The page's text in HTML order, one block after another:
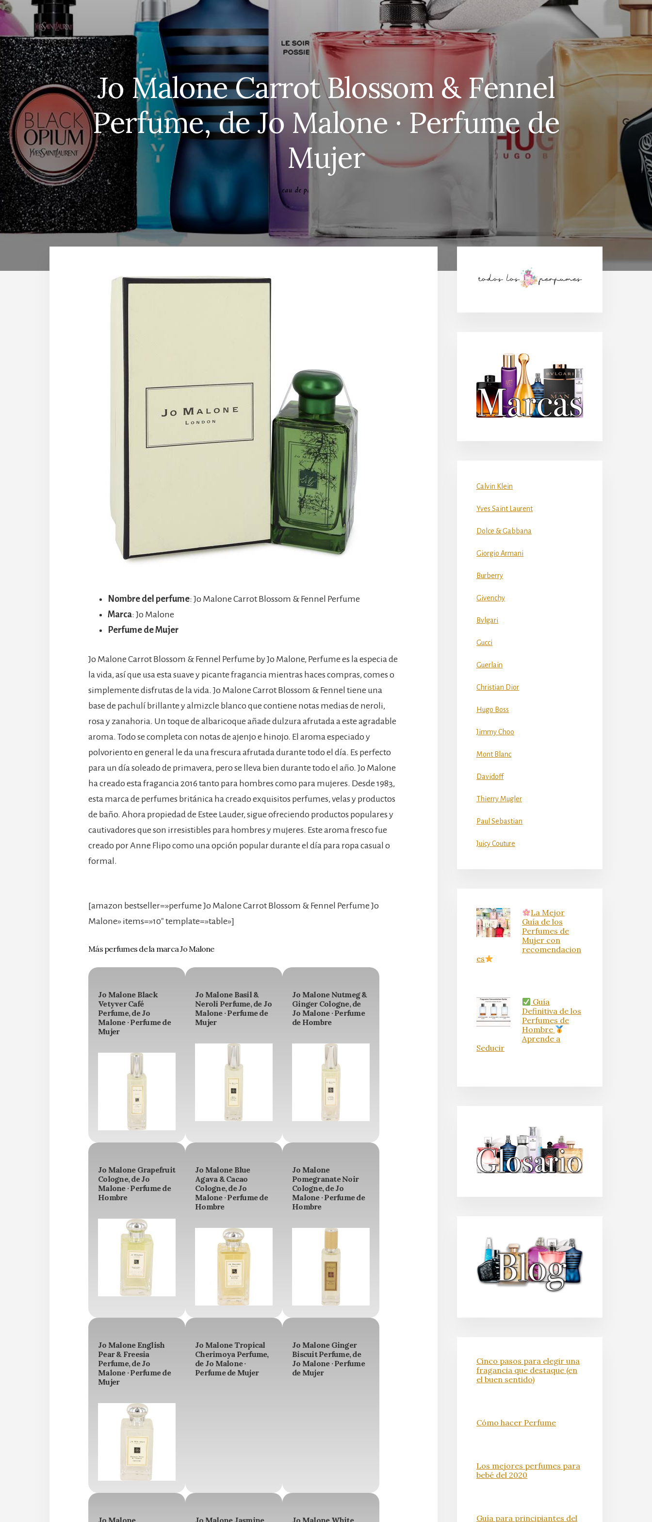
Jo Malone Carrot Blossom & Fennel
Perfume, de Jo Malone · Perfume de
Mujer
Nombre del perfume: Jo Malone Carrot Blossom & Fennel Perfume
Marca: Jo Malone
Perfume de Mujer
Jo Malone Carrot Blossom & Fennel Perfume by Jo Malone, Perfume es la especia de
la vida, así que usa esta suave y picante fragancia mientras haces compras, comes o
simplemente disfrutas de la vida. Jo Malone Carrot Blossom & Fennel tiene una
base de pachulí brillante y almizcle blanco que contiene notas medias de neroli,
rosa y zanahoria. Un toque de albaricoque añade dulzura afrutada a este agradable
aroma. Todo se completa con notas de ajenjo e hinojo. El aroma especiado y
polvoriento en general le da una frescura afrutada durante todo el día. Es perfecto
para un día soleado de primavera, pero se lleva bien durante todo el año. Jo Malone
ha creado esta fragancia 2016 tanto para hombres como para mujeres. Desde 1983,
esta marca de perfumes británica ha creado exquisitos perfumes, velas y productos
de baño. Ahora propiedad de Estee Lauder, sigue ofreciendo productos populares y
cautivadores que son irresistibles para hombres y mujeres. Este aroma fresco fue
creado por Anne Flipo como una opción popular durante el día para ropa casual o
formal.
[amazon bestseller=»perfume Jo Malone Carrot Blossom & Fennel Perfume Jo
Malone» items=»10″ template=»table»]
Más perfumes de la marca Jo Malone
Jo Malone Black
Vetyver Café
Perfume, de Jo
Malone · Perfume de
Mujer
Jo Malone Basil &
Neroli Perfume, de Jo
Malone · Perfume de
Mujer
Jo Malone Nutmeg &
Ginger Cologne, de
Jo Malone · Perfume
de Hombre
Jo Malone Grapefruit
Cologne, de Jo
Malone · Perfume de
Hombre
Jo Malone Blue
Agava & Cacao
Cologne, de Jo
Malone · Perfume de
Hombre
Jo Malone
Pomegranate Noir
Cologne, de Jo
Malone · Perfume de
Hombre
Jo Malone English
Pear & Freesia
Perfume, de Jo
Malone · Perfume de
Mujer
Jo Malone Tropical
Cherimoya Perfume,
de Jo Malone ·
Perfume de Mujer
Jo Malone Ginger
Biscuit Perfume, de
Jo Malone · Perfume
de Mujer
lateral
Calvin Klein
Yves Saint Laurent
Dolce & Gabbana
Giorgio Armani
Burberry
Givenchy
Bvlgari
Gucci
Guerlain
Christian Dior
Hugo Boss
Jimmy Choo
Mont Blanc
Davidoff
Thierry Mugler
Paul Sebastian
Juicy Couture
La Mejor
Guía de los
Perfumes de
Mujer con
recomendacion
es
Guía
Definitiva de los
Perfumes de
Hombre
Aprende a
Seducir
Cinco pasos para elegir una
fragancia que destaque (en
el buen sentido)
Cómo hacer Perfume
Los mejores perfumes para
bebé del 2020
Guía para principiantes del